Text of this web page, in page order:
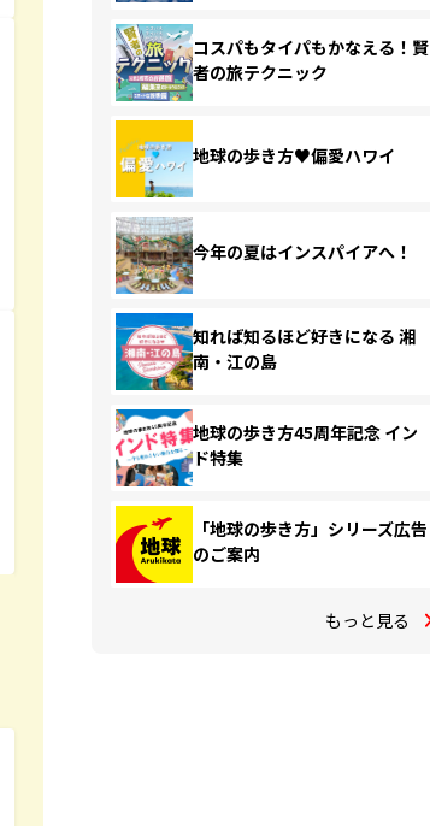
コスパもタイパもかなえる！賢
者の旅テクニック
地球の歩き方♥偏愛ハワイ
今年の夏はインスパイアへ！
知れば知るほど好きになる 湘
南・江の島
地球の歩き方45周年記念 イン
ド特集
「地球の歩き方」シリーズ広告
のご案内
もっと見る